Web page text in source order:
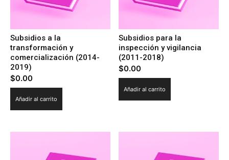
Subsidios a la
transformación y
comercialización (2014-
2019)
$0.00
Añadir al carrito
Subsidios para la
inspección y vigilancia
(2011-2018)
$0.00
Añadir al carrito